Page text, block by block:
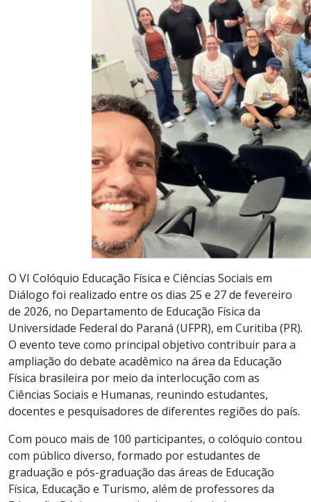
O VI Colóquio Educação Física e Ciências Sociais em
Diálogo foi realizado entre os dias 25 e 27 de fevereiro
de 2026, no Departamento de Educação Física da
Universidade Federal do Paraná (UFPR), em Curitiba (PR).
O evento teve como principal objetivo contribuir para a
ampliação do debate acadêmico na área da Educação
Física brasileira por meio da interlocução com as
Ciências Sociais e Humanas, reunindo estudantes,
docentes e pesquisadores de diferentes regiões do país.
Com pouco mais de 100 participantes, o colóquio contou
com público diverso, formado por estudantes de
graduação e pós-graduação das áreas de Educação
Física, Educação e Turismo, além de professores da